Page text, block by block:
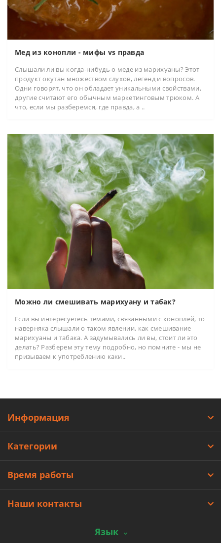
Мед из конопли - мифы vs правда
Слышали ли вы когда-нибудь о меде из марихуаны? Этот
продукт окутан множеством слухов, легенд и вопросов.
Одни говорят, что он обладает уникальными свойствами,
другие считают его обычным маркетинговым трюком. А
что, если мы разберемся, где правда, а ..
Можно ли смешивать марихуану и табак?
Если вы интересуетесь темами, связанными с коноплей, то
наверняка слышали о таком явлении, как смешивание
марихуаны и табака. А задумывались ли вы, стоит ли это
делать? Разберем эту тему подробно, но помните - мы не
призываем к употреблению каки..
Информация
Категории
Время работы
Наши контакты
Язык